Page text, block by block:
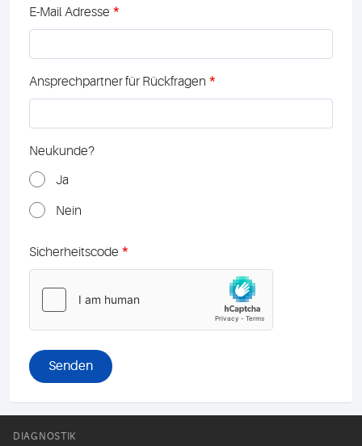
E-Mail Adresse *
Ansprechpartner für Rückfragen *
Neukunde?
Ja
Nein
Sicherheitscode *
DIAGNOSTIK